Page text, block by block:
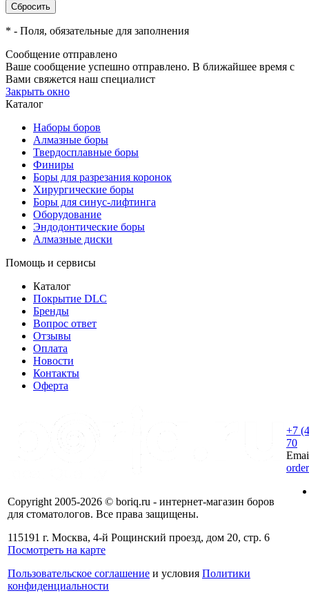
* - Поля, обязательные для заполнения
Сообщение отправлено
Ваше сообщение успешно отправлено. В ближайшее время с
Вами свяжется наш специалист
Закрыть окно
Каталог
Наборы боров
Алмазные боры
Твердосплавные боры
Финиры
Боры для разрезания коронок
Хирургические боры
Боры для синус-лифтинга
Оборудование
Эндодонтические боры
Алмазные диски
Помощь и сервисы
Каталог
Покрытие DLC
Бренды
Вопрос ответ
Отзывы
Оплата
Новости
Контакты
Оферта
Copyright 2005-2026 © boriq.ru - интернет-магазин боров
для стоматологов. Все права защищены.
115191 г. Москва, 4-й Рощинский проезд, дом 20, стр. 6
Посмотреть на карте
Пользовательское соглашение и условия Политики
конфиденциальности
+7
70